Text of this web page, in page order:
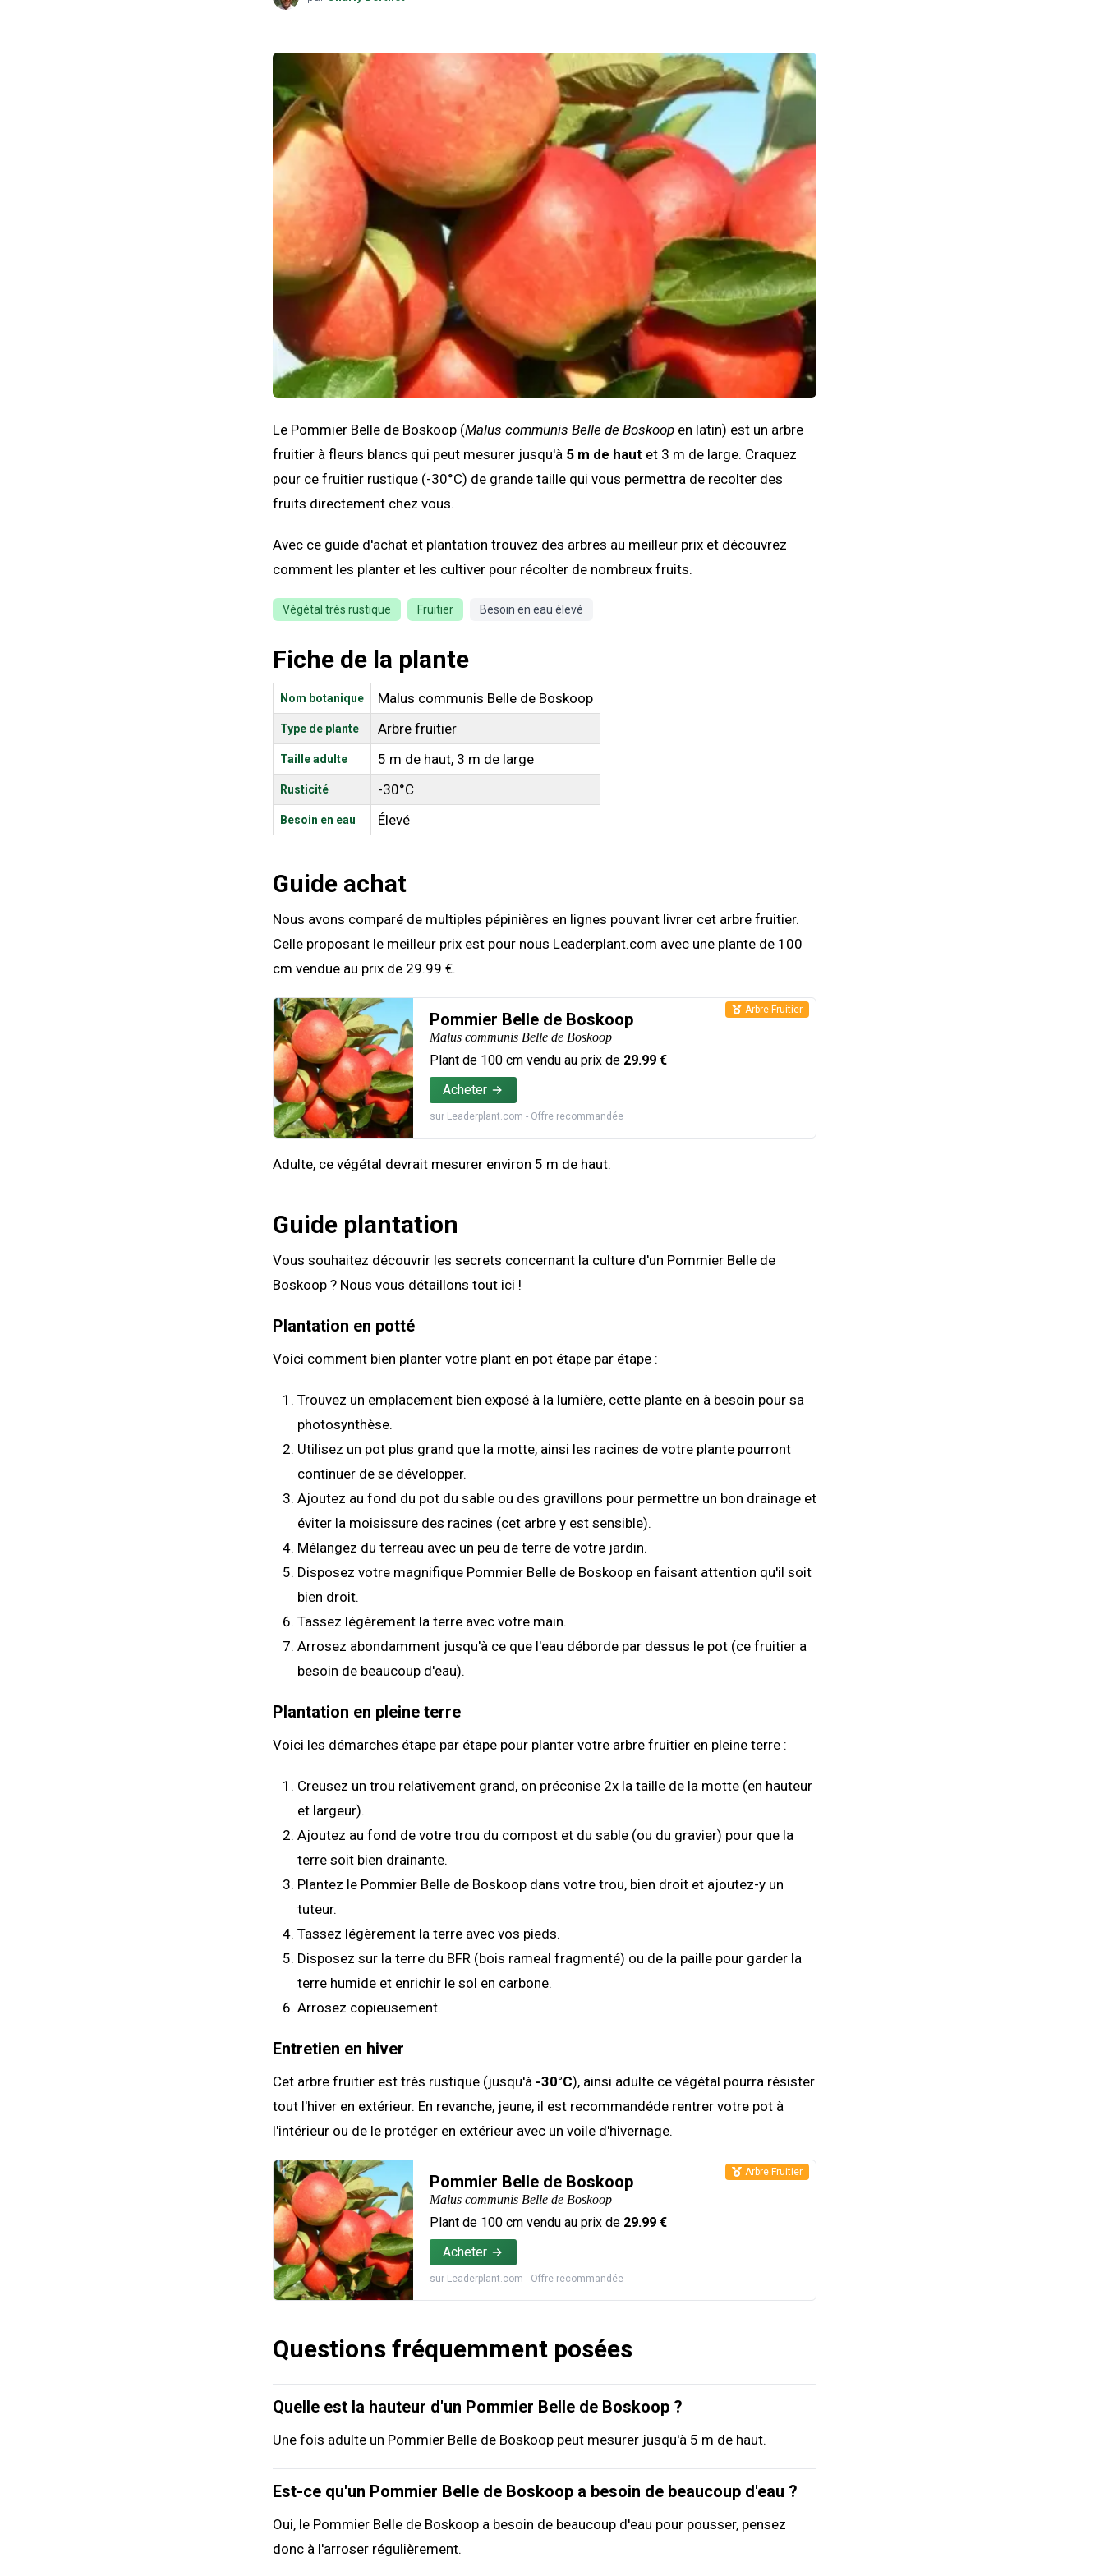
Le Pommier Belle de Boskoop (Malus communis Belle de Boskoop en latin) est un arbre
fruitier à fleurs blancs qui peut mesurer jusqu'à 5 m de haut et 3 m de large. Craquez
pour ce fruitier rustique (-30°C) de grande taille qui vous permettra de recolter des
fruits directement chez vous.
Avec ce guide d'achat et plantation trouvez des arbres au meilleur prix et découvrez
comment les planter et les cultiver pour récolter de nombreux fruits.
Végétal très rustique Fruitier Besoin en eau élevé
Fiche de la plante
Nom botanique Malus communis Belle de Boskoop
Type de plante Arbre fruitier
Taille adulte 5 m de haut, 3 m de large
Rusticité -30°C
Besoin en eau Élevé
Guide achat
Nous avons comparé de multiples pépinières en lignes pouvant livrer cet arbre fruitier.
Celle proposant le meilleur prix est pour nous Leaderplant.com avec une plante de 100
cm vendue au prix de 29.99 €.
Pommier Belle de Boskoop
Malus communis Belle de Boskoop
Plant de 100 cm vendu au prix de 29.99 €
Acheter
sur Leaderplant.com - Offre recommandée
Arbre Fruitier
Adulte, ce végétal devrait mesurer environ 5 m de haut.
Guide plantation
Vous souhaitez découvrir les secrets concernant la culture d'un Pommier Belle de
Boskoop ? Nous vous détaillons tout ici !
Plantation en potté
Voici comment bien planter votre plant en pot étape par étape :
Trouvez un emplacement bien exposé à la lumière, cette plante en à besoin pour sa
photosynthèse.
Utilisez un pot plus grand que la motte, ainsi les racines de votre plante pourront
continuer de se développer.
Ajoutez au fond du pot du sable ou des gravillons pour permettre un bon drainage et
éviter la moisissure des racines (cet arbre y est sensible).
Mélangez du terreau avec un peu de terre de votre jardin.
Disposez votre magnifique Pommier Belle de Boskoop en faisant attention qu'il soit
bien droit.
Tassez légèrement la terre avec votre main.
Arrosez abondamment jusqu'à ce que l'eau déborde par dessus le pot (ce fruitier a
besoin de beaucoup d'eau).
Plantation en pleine terre
Voici les démarches étape par étape pour planter votre arbre fruitier en pleine terre :
Creusez un trou relativement grand, on préconise 2x la taille de la motte (en hauteur
et largeur).
Ajoutez au fond de votre trou du compost et du sable (ou du gravier) pour que la
terre soit bien drainante.
Plantez le Pommier Belle de Boskoop dans votre trou, bien droit et ajoutez-y un
tuteur.
Tassez légèrement la terre avec vos pieds.
Disposez sur la terre du BFR (bois rameal fragmenté) ou de la paille pour garder la
terre humide et enrichir le sol en carbone.
Arrosez copieusement.
Entretien en hiver
Cet arbre fruitier est très rustique (jusqu'à -30°C), ainsi adulte ce végétal pourra résister
tout l'hiver en extérieur. En revanche, jeune, il est recommandéde rentrer votre pot à
l'intérieur ou de le protéger en extérieur avec un voile d'hivernage.
Pommier Belle de Boskoop
Malus communis Belle de Boskoop
Plant de 100 cm vendu au prix de 29.99 €
Acheter
sur Leaderplant.com - Offre recommandée
Arbre Fruitier
Questions fréquemment posées
Quelle est la hauteur d'un Pommier Belle de Boskoop ?
Une fois adulte un Pommier Belle de Boskoop peut mesurer jusqu'à 5 m de haut.
Est-ce qu'un Pommier Belle de Boskoop a besoin de beaucoup d'eau ?
Oui, le Pommier Belle de Boskoop a besoin de beaucoup d'eau pour pousser, pensez
donc à l'arroser régulièrement.